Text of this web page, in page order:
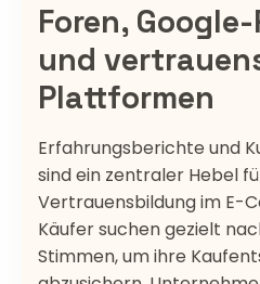
Foren,
und
Plattformen
Erfahrungsberichte und
sind ein zentraler Hebel
Vertrauensbildung im E-
Käufer suchen gezielt
Stimmen, um ihre